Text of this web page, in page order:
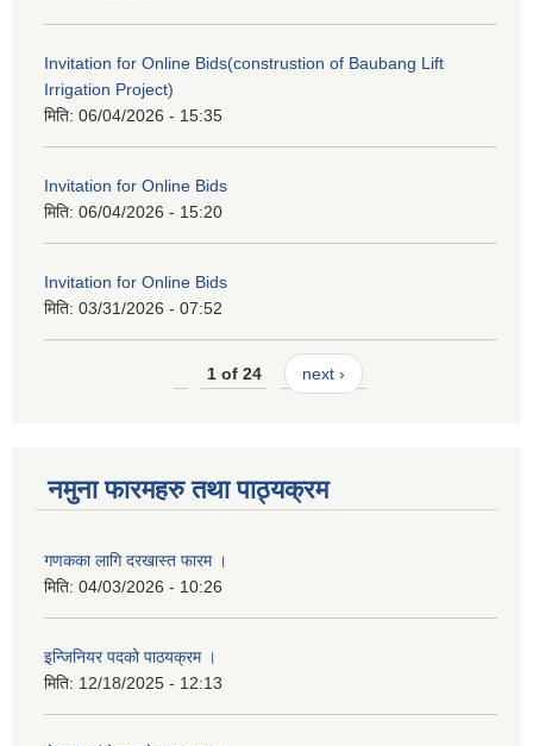
Invitation for Online Bids(construstion of Baubang Lift
Irrigation Project)
मिति: 06/04/2026 - 15:35
Invitation for Online Bids
मिति: 06/04/2026 - 15:20
Invitation for Online Bids
मिति: 03/31/2026 - 07:52
1 of 24 next ›
नमुना फारमहरु तथा पाठ्यक्रम
गणकका लागि दरखास्त फारम ।
मिति: 04/03/2026 - 10:26
इन्जिनियर पदको पाठयक्रम ।
मिति: 12/18/2025 - 12:13